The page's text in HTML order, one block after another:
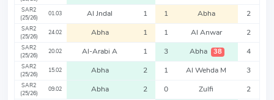
SAR2
(25/26)
01.03 Al Jndal 1 1 Abha 2
SAR2
(25/26)
24.02 Abha 1 1 Al Anwar 2
SAR2
(25/26)
20.02 Al-Arabi A 1 3 Abha 38 4
SAR2
(25/26)
15.02 Abha 2 1 Al Wehda M 3
SAR2
(25/26)
09.02 Abha 2 0 Zulfi 2